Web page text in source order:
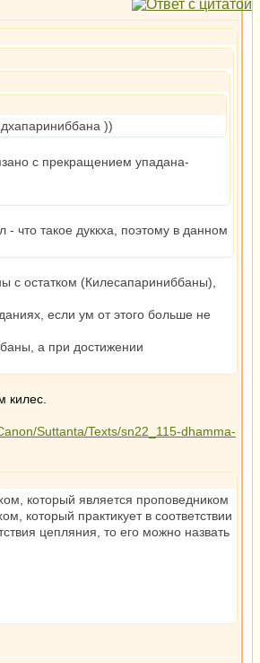
))
с прекращением упадана-
что такое дуккха, поэтому в данном
с остатком (Килесапариниббаны),
если ум от этого больше не
а при достижении
килес.
Suttanta/Texts/sn22_115-dhamma-
который является проповедником
который практикует в соответствии
цепляния, то его можно назвать